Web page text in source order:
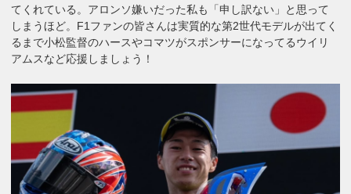
てくれている。アロンソ嫌いだった私も「申し訳ない」と思って
しまうほど。F1ファンの皆さんは実質的な第2世代モデルが出てく
るまで小松監督のハースやコマツがスポンサーになってるウイリ
アムスなど応援しましょう！